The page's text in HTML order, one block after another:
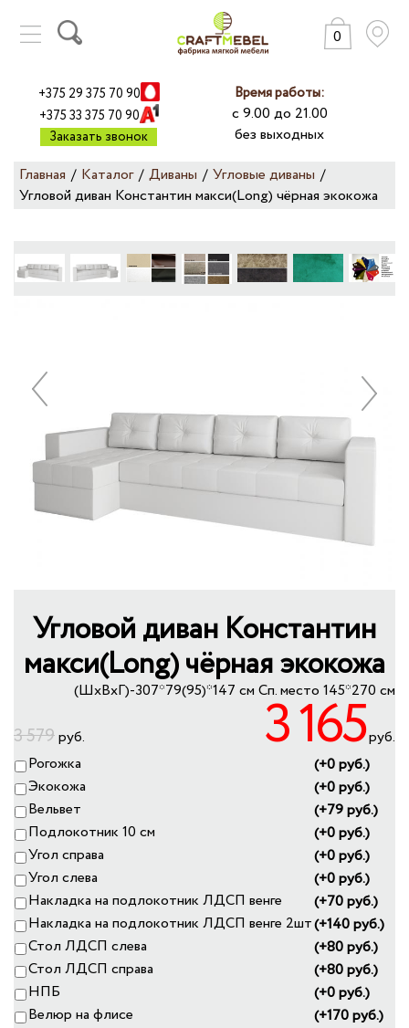
ГАРАНТИИ
ПРАЙС-ЛИСТ
ДОСТАВКА
РАССРОЧКА
О КОМПАНИИ
МЕБЕЛЬ ОПТОМ
ДИВАНЫ
КРОВАТИ
+
КРЕСЛА-КРОВАТИ +
МЕБЕЛЬ ИЗ РОТАНГА +
КОРПУСНАЯ МЕБЕЛЬ +
ПУФЫ
0
+375 29 375 70 90
+375 33 375 70 90
Заказать звонок
Время работы:
с 9.00 до 21.00
без выходных
Главная / Каталог / Диваны / Угловые диваны /
Угловой диван Константин макси(Long) чёрная экокожа
Угловой диван Константин
макси(Long) чёрная экокожа
(ШхВхГ)-307*79(95)*147 см Сп. место 145*270 см
3 579руб. 3 165руб.
Рогожка
(+0 руб.)
Экокожа
(+0 руб.)
Вельвет
(+79 руб.)
Подлокотник 10 см
(+0 руб.)
Угол справа
(+0 руб.)
Угол слева
(+0 руб.)
Накладка на подлокотник ЛДСП венге
(+70 руб.)
Накладка на подлокотник ЛДСП венге 2шт(+140 руб.)
Стол ЛДСП слева
(+80 руб.)
Стол ЛДСП справа
(+80 руб.)
НПБ
(+0 руб.)
Велюр на флисе
(+170 руб.)